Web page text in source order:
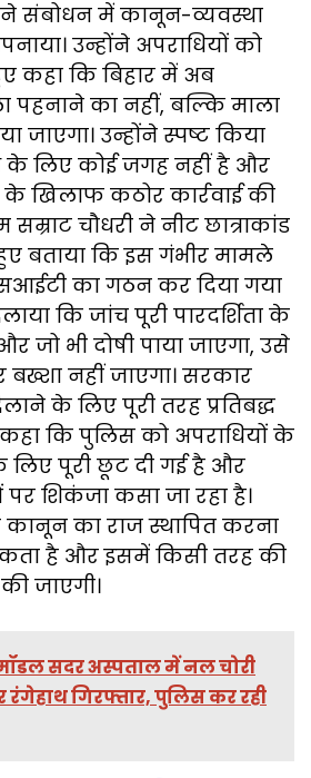
संबोधन में कानून-व्यवस्था
उन्होंने अपराधियों को
कहा कि बिहार में अब
पहनाने का नहीं, बल्कि माला
जाएगा। उन्होंने स्पष्ट किया
के लिए कोई जगह नहीं है और
खिलाफ कठोर कार्रवाई की
सम्राट चौधरी ने नीट छात्राकांड
बताया कि इस गंभीर मामले
का गठन कर दिया गया
कि जांच पूरी पारदर्शिता के
जो भी दोषी पाया जाएगा, उसे
नहीं जाएगा। सरकार
के लिए पूरी तरह प्रतिबद्ध
कहा कि पुलिस को अपराधियों के
लिए पूरी छूट दी गई है और
पर शिकंजा कसा जा रहा है।
कानून का राज स्थापित करना
है और इसमें किसी तरह की
जाएगी।
सदर अस्पताल में नल चोरी
रंगेहाथ गिरफ्तार, पुलिस कर रही